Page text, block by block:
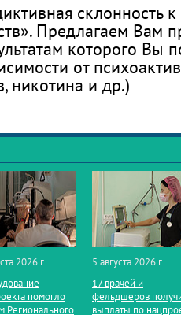
склонность
Предлагаем Вам
которого Вы
от
никотина и др.)
2026 г.
помогло
Регионального
5 августа 2026 г.
17 врачей и
фельдшеров
выплаты по